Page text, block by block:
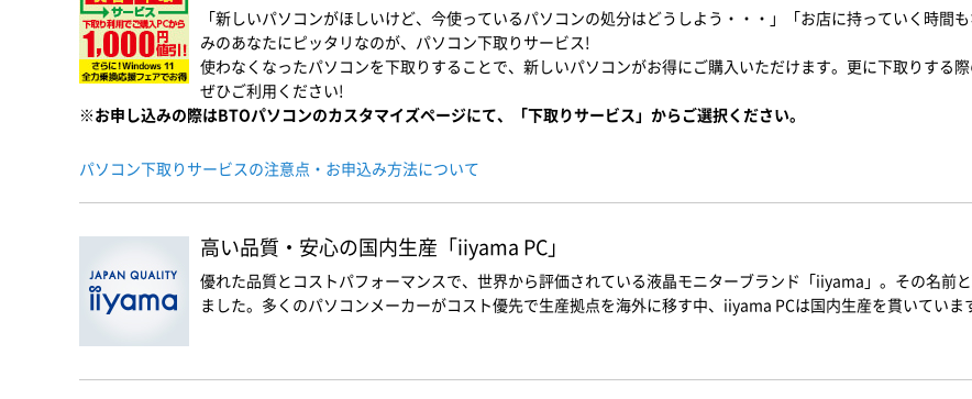
「新しいパソコンがほしいけど、今使っているパソコンの処分はどうしよう・・・」「お店に持っていく時間
みのあなたにピッタリなのが、パソコン下取りサービス!
使わなくなったパソコンを下取りすることで、新しいパソコンがお得にご購入いただけます。更に下取りする
ぜひご利用ください!
※お申し込みの際はBTOパソコンのカスタマイズページにて、「下取りサービス」からご選択ください。
パソコン下取りサービスの注意点・お申込み方法について
高い品質・安心の国内生産「iiyama PC」
優れた品質とコストパフォーマンスで、世界から評価されている液晶モニターブランド「iiyama」。その名前
ました。多くのパソコンメーカーがコスト優先で生産拠点を海外に移す中、iiyama PCは国内生産を貫いていま